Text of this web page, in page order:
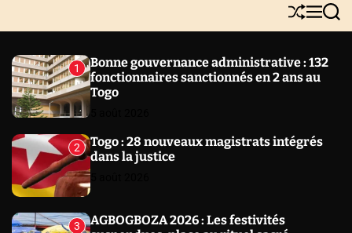
W
S
S
h
l
e
M
e
u
S
e
r
c
1
Bonne gouvernance administrative : 132
fonctionnaires sanctionnés en 2 ans au
Togo
2
Togo : 28 nouveaux magistrats intégrés
dans la justice
3
AGBOGBOZA 2026 : Les festivités